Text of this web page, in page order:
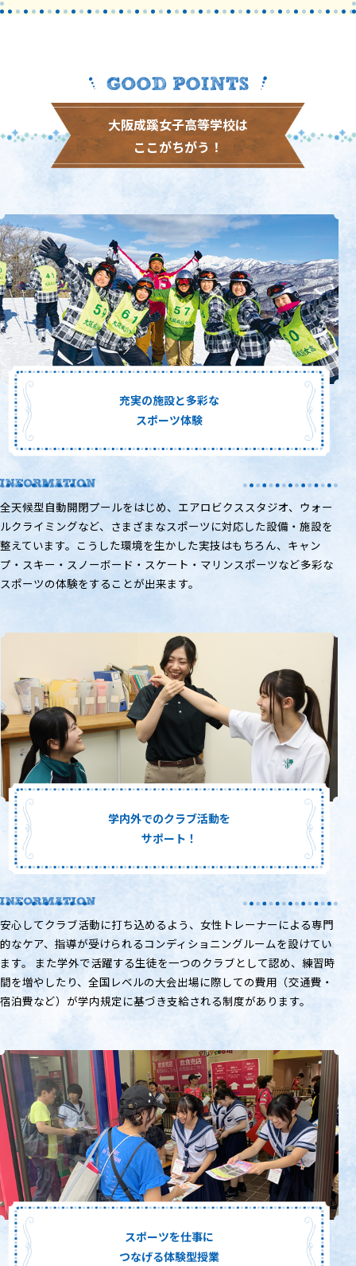
大阪成蹊女子高等学校は
ここがちがう！
充実の施設と多彩な
スポーツ体験
全天候型自動開閉プールをはじめ、エアロビクススタジオ、ウォー
ルクライミングなど、さまざまなスポーツに対応した設備・施設を
整えています。こうした環境を生かした実技はもちろん、キャン
プ・スキー・スノーボード・スケート・マリンスポーツなど多彩な
スポーツの体験をすることが出来ます。
学内外でのクラブ活動を
サポート！
安心してクラブ活動に打ち込めるよう、女性トレーナーによる専門
的なケア、指導が受けられるコンディショニングルームを設けてい
ます。 また学外で活躍する生徒を一つのクラブとして認め、練習時
間を増やしたり、全国レベルの大会出場に際しての費用（交通費・
宿泊費など）が学内規定に基づき支給される制度があります。
スポーツを仕事に
つなげる体験型授業